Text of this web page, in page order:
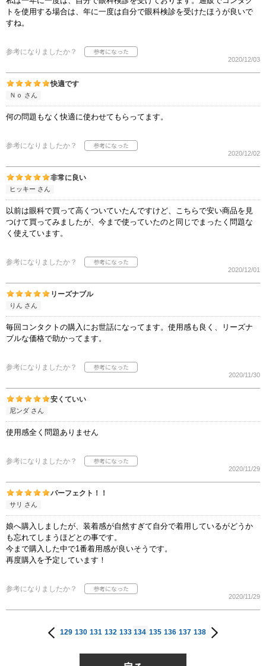
トを使用する場合は、年に一度は自分で眼科検診を受けたほうが良いで
すね。
参考になりましたか？
2020/12/03
快適です
Ｎｏ さん
何の問題もなく快適に使わせてもらってます。
参考になりましたか？
2020/12/02
非常に良い
ヒッキー さん
以前は眼科で買って高くついていたんですけど、こちらで安い商品を見
つけて買ってみましたが、今まで使っていたのと同じでまったく問題な
く使えています。
参考になりましたか？
2020/12/01
リーズナブル
りん さん
毎回コンタクトの購入にお世話になってます。使用感も良く、リーズナ
ブルな価格で助かってます。
参考になりましたか？
2020/11/30
安くていい
尼ンダ さん
使用感全く問題ありません
参考になりましたか？
2020/11/29
パーフェクト！！
サリ さん
娘へ購入しましたが、装着感が自然すぎて自分で着用しているがどうか
も忘れてしまうほどとの事です。
今まで購入した中で1番着用感が良いそうです。
再度購入を予定しています！
参考になりましたか？
2020/11/29
129 130 131 132 133 134 135 136 137 138